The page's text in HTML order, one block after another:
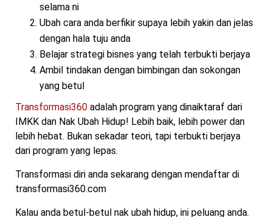
selama ni
Ubah cara anda berfikir supaya lebih yakin dan jelas
dengan hala tuju anda
Belajar strategi bisnes yang telah terbukti berjaya
Ambil tindakan dengan bimbingan dan sokongan
yang betul
Transformasi360 adalah program yang dinaiktaraf dari
IMKK dan Nak Ubah Hidup! Lebih baik, lebih power dan
lebih hebat. Bukan sekadar teori, tapi terbukti berjaya
dari program yang lepas.
Transformasi diri anda sekarang dengan mendaftar di
transformasi360.com
Kalau anda betul-betul nak ubah hidup, ini peluang anda.